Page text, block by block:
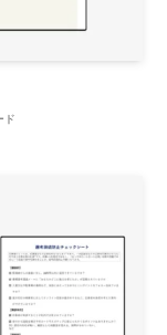
ド